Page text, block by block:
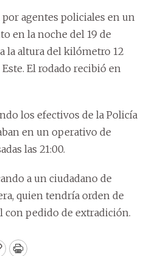
por agentes policiales en un
en la noche del 19 de
la altura del kilómetro 12
El rodado recibió en
los efectivos de la Policía
en un operativo de
las 21:00.
a un ciudadano de
quien tendría orden de
con pedido de extradición.